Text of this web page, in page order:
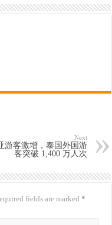
Next
游客激增，泰国外国游
客突破 1,400 万人次
fields are marked*